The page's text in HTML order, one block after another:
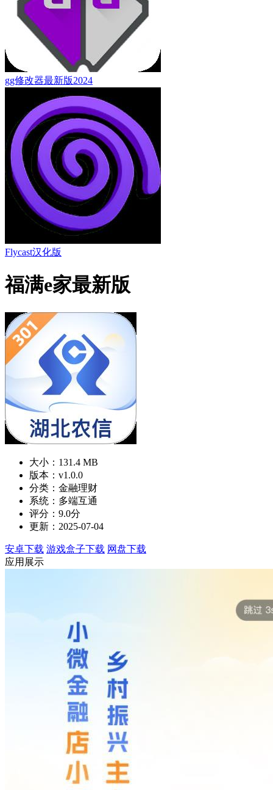
gg修改器最新版2024
Flycast汉化版
福满e家最新版
大小：131.4 MB
版本：v1.0.0
分类：金融理财
系统：多端互通
评分：9.0分
更新：2025-07-04
安卓下载 游戏盒子下载 网盘下载
应用展示